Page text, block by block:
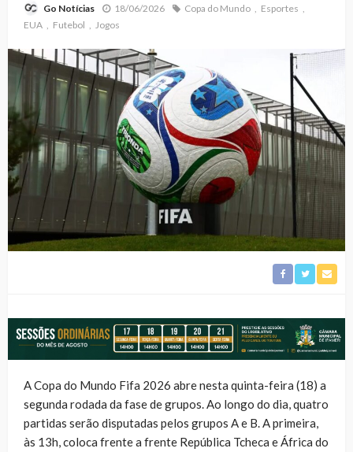
Go Notícias 18/06/2026 Copa do Mundo
Esportes
EUA
Futebol Jogos
A Copa do Mundo Fifa 2026 abre nesta quinta-feira (18) a
segunda rodada da fase de grupos. Ao longo do dia, quatro
partidas serão disputadas pelos grupos A e B. A primeira,
às 13h, coloca frente a frente República Tcheca e África do